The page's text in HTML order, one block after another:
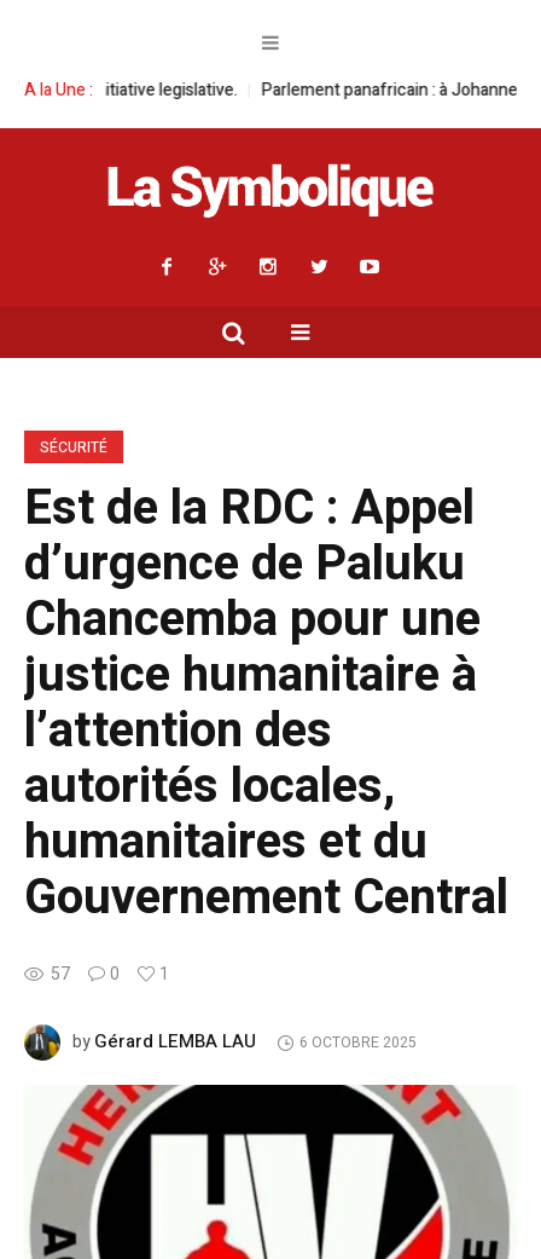
A la Une :
legislative. Parlement panafricain : à Johannesburg, Aimé Boji
SÉCURITÉ
Est de la RDC : Appel
d’urgence de Paluku
Chancemba pour une
justice humanitaire à
l’attention des
autorités locales,
humanitaires et du
Gouvernement Central
57 0 1
byGérard LEMBA LAU 6 OCTOBRE 2025